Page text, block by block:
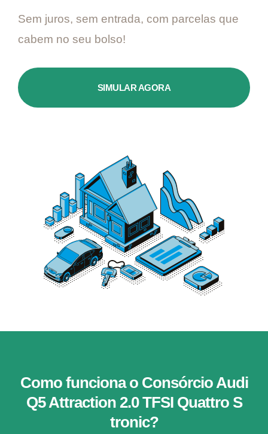
Sem juros, sem entrada, com parcelas que
cabem no seu bolso!
SIMULAR AGORA
Como funciona o Consórcio Audi
Q5 Attraction 2.0 TFSI Quattro S
tronic?